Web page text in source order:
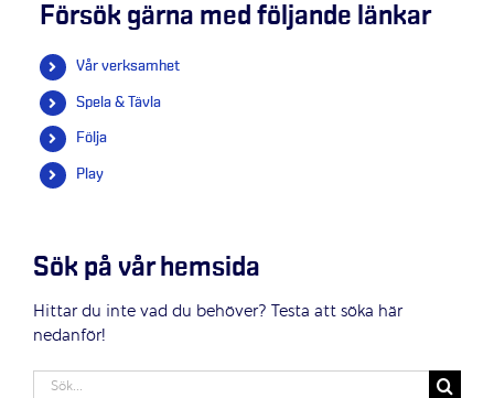
Försök gärna med följande länkar
Vår verksamhet
Spela & Tävla
Följa
Play
Sök på vår hemsida
Hittar du inte vad du behöver? Testa att söka här
nedanför!
Sök